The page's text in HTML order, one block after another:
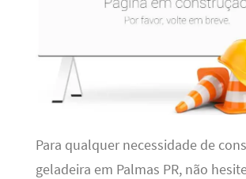
Para qualquer necessidade de
geladeira em Palmas PR, não